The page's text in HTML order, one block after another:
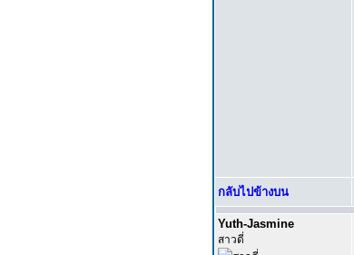
กลับไปข้างบน
Yuth-Jasmine
สาวดี่